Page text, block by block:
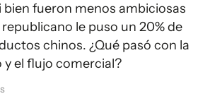
fueron menos ambiciosas
le puso un 20% de
chinos. ¿Qué pasó con la
y el flujo comercial?